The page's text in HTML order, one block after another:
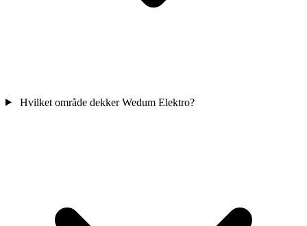
Hvilket område dekker Wedum Elektro?